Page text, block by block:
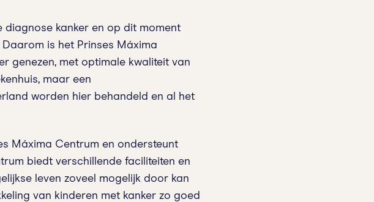
diagnose kanker en op dit moment
is het Prinses Máxima
genezen, met optimale kwaliteit van
maar een
worden hier behandeld en al het
Máxima Centrum en ondersteunt
biedt verschillende faciliteiten en
leven zoveel mogelijk door kan
van kinderen met kanker zo goed